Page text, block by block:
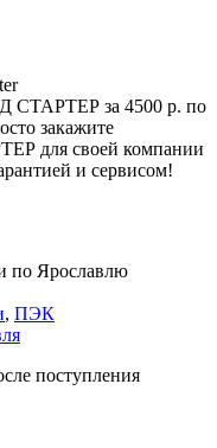
за 4500 р. по
закажите
для своей компании
и сервисом!
по Ярославлю
, ПЭК
поступления